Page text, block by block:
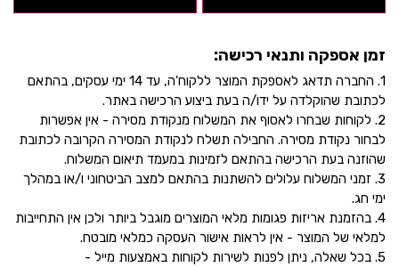
זמן אספקה ותנאי רכישה:
1. החברה תדאג לאספקת המוצר ללקוח'ה, עד 14 ימי עסקים, בהתאם
לכתובת שהוקלדה על ידו/ה בעת ביצוע הרכישה באתר.
2. לקוחות שבחרו לאסוף את המשלוח מנקודת מסירה - אין אפשרות
לבחור נקודת מסירה. החבילה תשלח לנקודת המסירה הקרובה לכתובת
שהוזנה בעת הרכישה בהתאם לזמינות במעמד תיאום המשלוח.
3. זמני המשלוח עלולים להשתנות בהתאם למצב הביטחוני ו/או במהלך
ימי חג.
4. בהזמנת אריזות פגומות מלאי המוצרים מוגבל ביותר ולכן אין התחייבות
למלאי של המוצר - אין לראות אישור העסקה כמלאי מובטח.
5. בכל שאלה, ניתן לפנות לשירות לקוחות באמצעות מייל -